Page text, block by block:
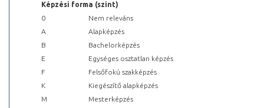
Képzési forma (szint)
0
Nem releváns
A
Alapképzés
B
Bachelorképzés
E
Egységes osztatlan képzés
F
Felsőfokú szakképzés
K
Kiegészítő alapképzés
M
Mesterképzés